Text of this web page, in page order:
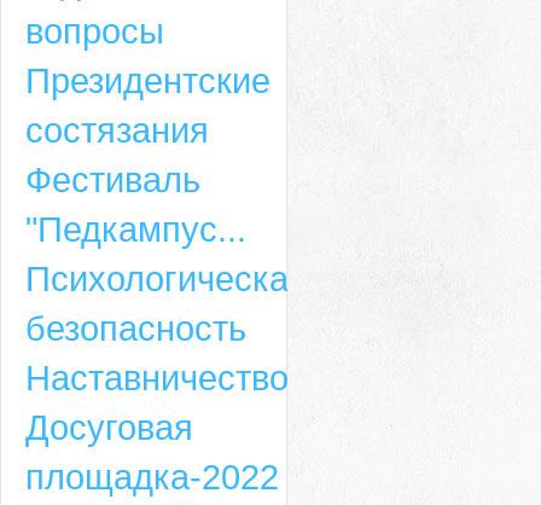
вопросы
Президентские
состязания
Фестиваль
"Педкампус...
Психологическая
безопасность
Наставничество
Досуговая
площадка-2022